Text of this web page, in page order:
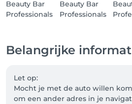
Belangrijke
Let op:
Mocht je met de auto willen
om een ander adres in je